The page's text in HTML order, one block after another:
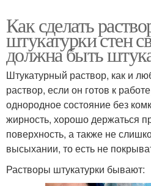
Как сделать
штукатурки стен
должна быть
Штукатурный раствор, как и
раствор, если он готов к
однородное состояние без
жирность, хорошо держаться
поверхность, а также не
высыхании, то есть не
Растворы штукатурки бывают: